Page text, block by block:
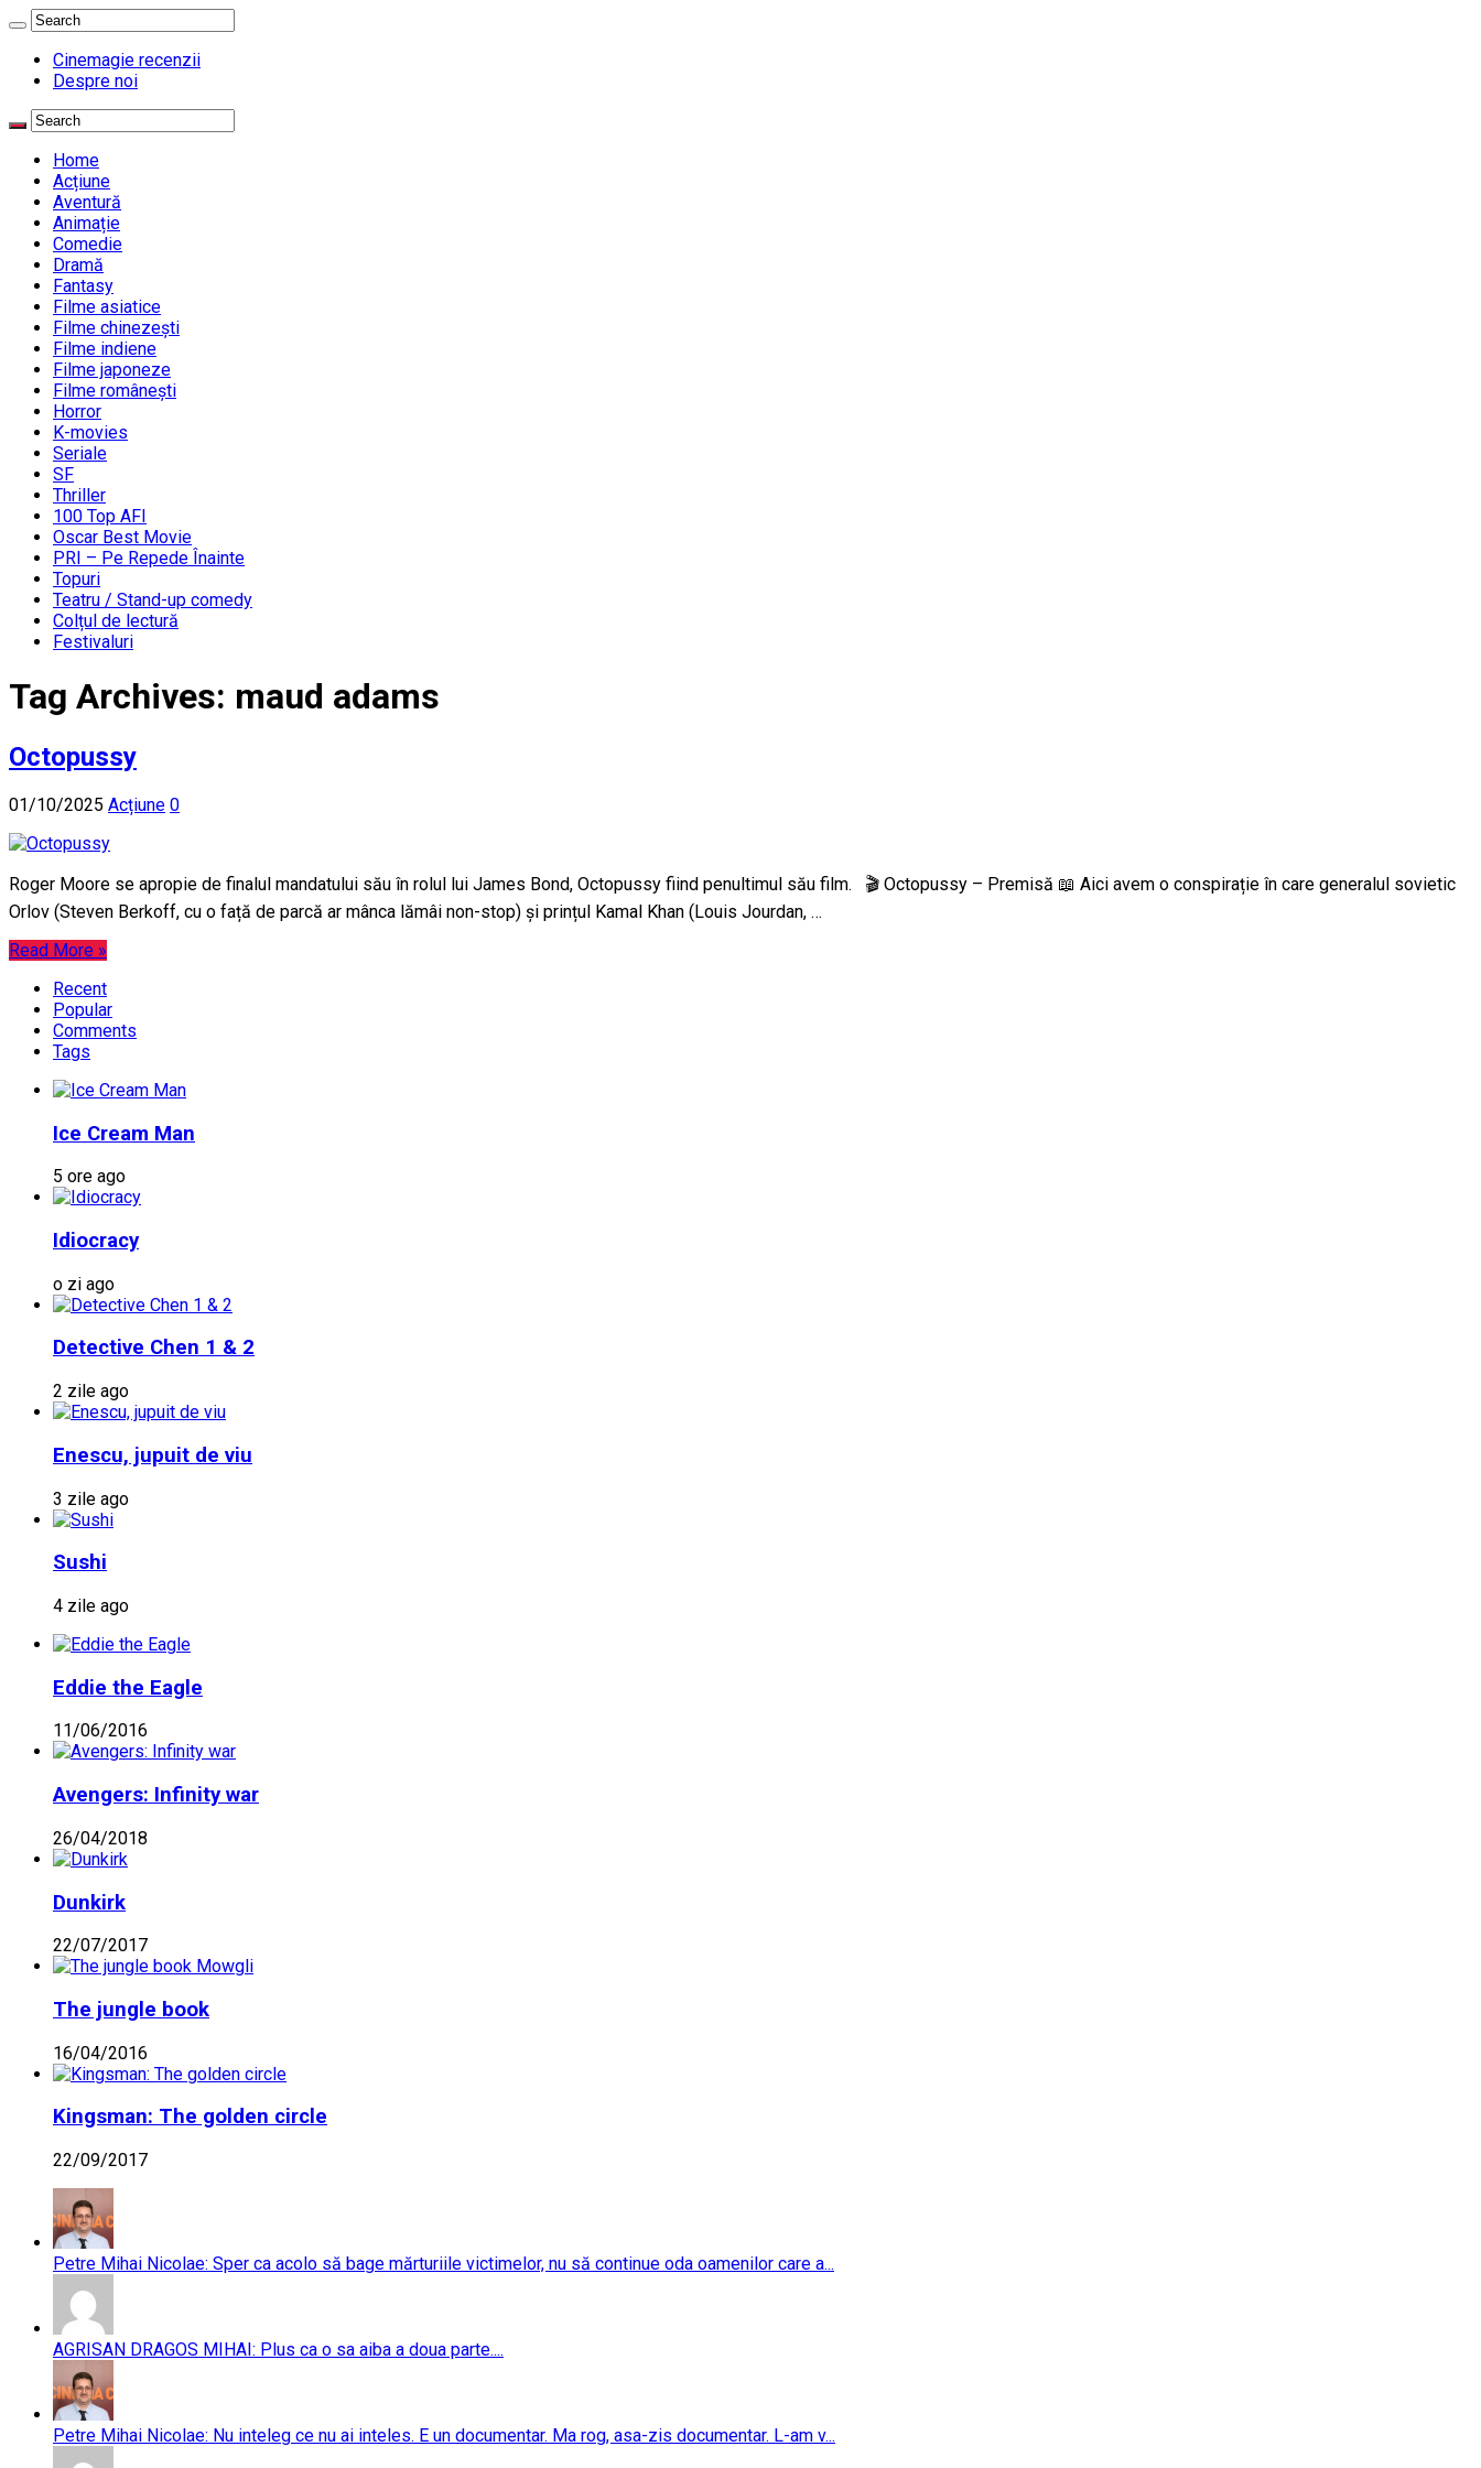
Cinemagie recenzii
Despre noi
Home
Acțiune
Aventură
Animație
Comedie
Dramă
Fantasy
Filme asiatice
Filme chinezești
Filme indiene
Filme japoneze
Filme românești
Horror
K-movies
Seriale
SF
Thriller
100 Top AFI
Oscar Best Movie
PRI – Pe Repede Înainte
Topuri
Teatru / Stand-up comedy
Colțul de lectură
Festivaluri
Tag Archives: maud adams
Octopussy
01/10/2025 Acțiune 0
Roger Moore se apropie de finalul mandatului său în rolul lui James Bond, Octopussy fiind penultimul său film. 🎬 Octopussy – Premisă 📖 Aici avem o conspirație în care generalul sovietic
Orlov (Steven Berkoff, cu o față de parcă ar mânca lămâi non-stop) și prințul Kamal Khan (Louis Jourdan, …
Read More »
Recent
Popular
Comments
Tags
Ice Cream Man
5 ore ago
Idiocracy
o zi ago
Detective Chen 1 & 2
2 zile ago
Enescu, jupuit de viu
3 zile ago
Sushi
4 zile ago
Eddie the Eagle
11/06/2016
Avengers: Infinity war
26/04/2018
Dunkirk
22/07/2017
The jungle book
16/04/2016
Kingsman: The golden circle
22/09/2017
Petre Mihai Nicolae: Sper ca acolo să bage mărturiile victimelor, nu să continue oda oamenilor care a...
AGRISAN DRAGOS MIHAI: Plus ca o sa aiba a doua parte....
Petre Mihai Nicolae: Nu inteleg ce nu ai inteles. E un documentar. Ma rog, asa-zis documentar. L-am v...